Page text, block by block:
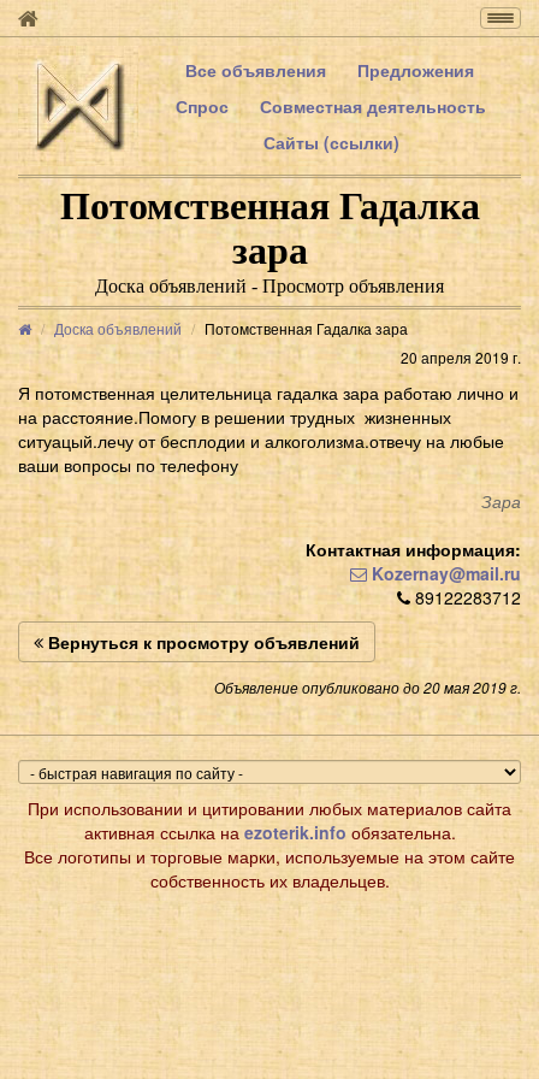
Все объявления
Предложения
Спрос
Совместная деятельность
Сайты (ссылки)
Потомственная Гадалка
зара
Доска объявлений - Просмотр объявления
Доска объявлений
Потомственная Гадалка зара
20 апреля 2019 г.
Я потомственная целительница гадалка зара работаю лично и
на расстояние.Помогу в решении трудных жизненных
ситуацый.лечу от бесплодии и алкоголизма.отвечу на любые
ваши вопросы по телефону
Зара
Контактная информация:
Kozernay@mail.ru
89122283712
Вернуться к просмотру объявлений
Объявление опубликовано до 20 мая 2019 г.
При использовании и цитировании любых материалов сайта
активная ссылка на ezoterik.info обязательна.
Все логотипы и торговые марки, используемые на этом сайте
собственность их владельцев.